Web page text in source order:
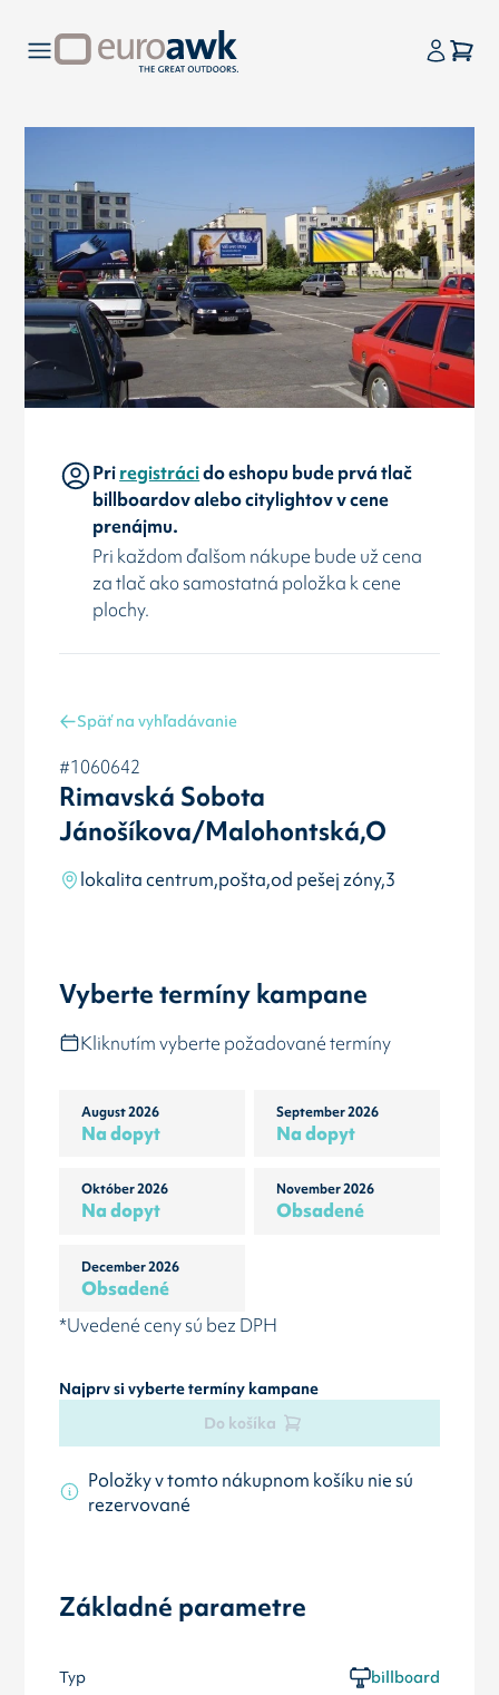
Priregistrácido eshopu bude prvá tlač
billboardov alebo citylightov v cene
prenájmu.
Pri každom ďalšom nákupe bude už cena
za tlač ako samostatná položka k cene
plochy.
Späť na vyhľadávanie
#1060642
Rimavská Sobota
Jánošíkova/Malohontská,O
lokalita centrum,pošta,od pešej zóny,3
Vyberte termíny kampane
Kliknutím vyberte požadované termíny
August 2026
Na dopyt
September 2026
Na dopyt
Október 2026
Na dopyt
November 2026
Obsadené
December 2026
Obsadené
*Uvedené ceny sú bez DPH
Najprv si vyberte termíny kampane
Do košíka
Položky v tomto nákupnom košíku nie sú
rezervované
Základné parametre
Typ
billboard